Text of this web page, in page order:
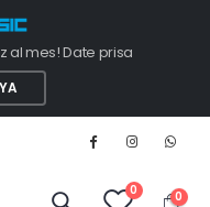
al mes! Date prisa
0 0